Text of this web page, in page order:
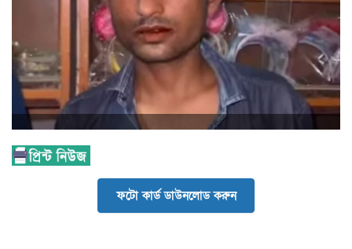
ফটো কার্ড ডাউনলোড করুন